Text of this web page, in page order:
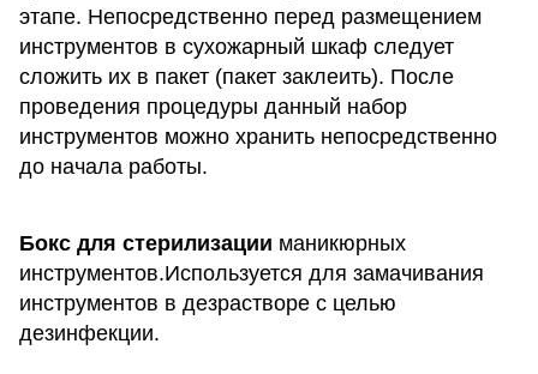
этапе. Непосредственно перед размещением
инструментов в сухожарный шкаф следует
сложить их в пакет (пакет заклеить). После
проведения процедуры данный набор
инструментов можно хранить непосредственно
до начала работы.
Бокс для стерилизации маникюрных
инструментов.Используется для замачивания
инструментов в дезрастворе с целью
дезинфекции.